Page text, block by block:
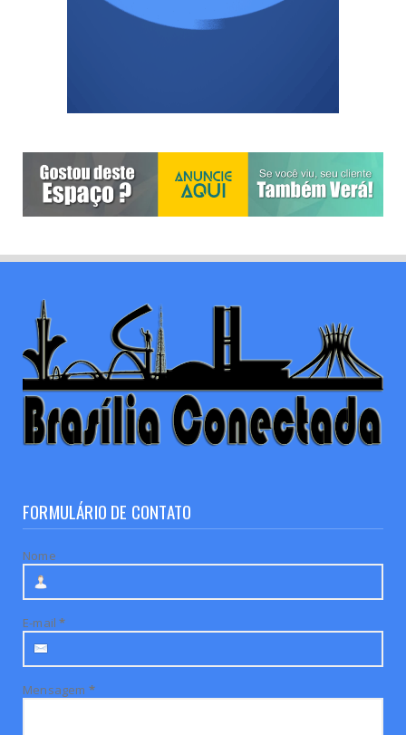
FORMULÁRIO DE CONTATO
Nome
E-mail*
Mensagem *